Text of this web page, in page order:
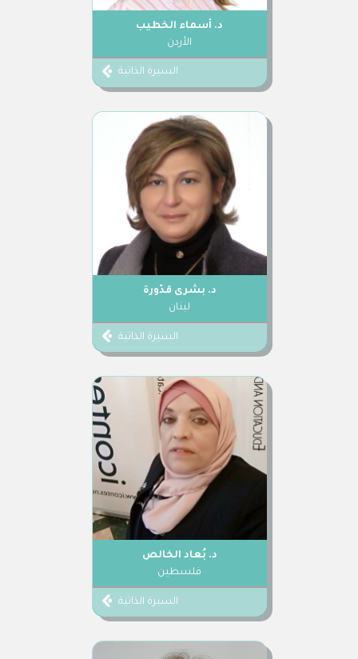
د. أسماء الخطيب
الأردن
السيرة الذاتية
د. بشرى قدّورة
لبنان
السيرة الذاتية
د. بُعاد الخالص
فلسطين
السيرة الذاتية